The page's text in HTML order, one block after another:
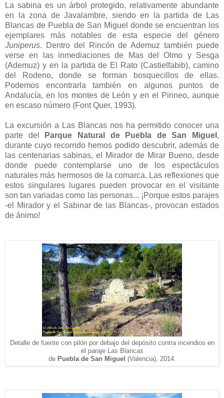
La sabina es un árbol protegido, relativamente abundante
en la zona de Javalambre, siendo en la partida de Las
Blancas de Puebla de San Miguel donde se encuentran los
ejemplares más notables de esta especie del género
Juniperus. Dentro del Rincón de Ademuz también puede
verse en las inmediaciones de Mas del Olmo y Sesga
(Ademuz) y en la partida de El Rato (Castielfabib), camino
del Rodeno, donde se forman bosquecillos de ellas.
Podemos encontrarla también en algunos puntos de
Andalucía, en los montes de León y en el Pirineo, aunque
en escaso número (Font Quer, 1993).
La excursión a Las Blancas nos ha permitido conocer una
parte del
Parque Natural de Puebla de San Miguel ,
durante cuyo recorrido hemos podido descubrir, además de
las centenarias sabinas, el Mirador de Mirar Bueno, desde
donde puede contemplarse uno de los espectáculos
naturales más hermosos de la comarca. Las reflexiones que
estos singulares lugares pueden provocar en el visitante
son tan variadas como las personas... ¡Porque estos parajes
-el Mirador y el Sabinar de las Blancas-, provocan estados
de ánimo!
Detal le de fuente con pilón por debajo del depósito contra incendios en
el paraje Las Blancas
de Puebla de San Miguel (Valencia), 2014.